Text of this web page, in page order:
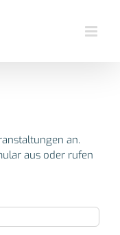
an.
aus oder rufen